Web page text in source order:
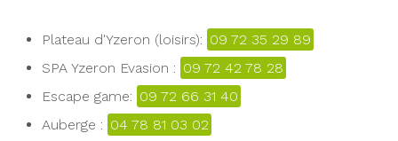
Plateau d'Yzeron (loisirs): 09 72 35 29 89
SPA Yzeron Evasion : 09 72 42 78 28
Escape game: 09 72 66 31 40
Auberge : 04 78 81 03 02